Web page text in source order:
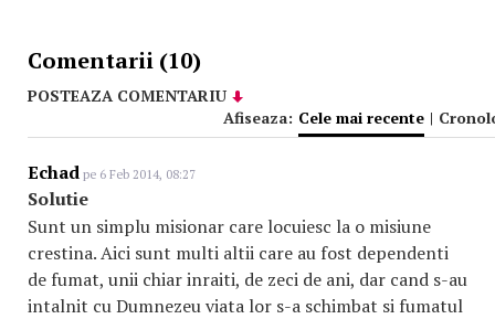
Comentarii (10)
POSTEAZA COMENTARIU
Afiseaza: Cele mai recente |
Echad pe 6 Feb 2014, 08:27
Solutie
Sunt un simplu misionar care locuiesc la o misiune
crestina. Aici sunt multi altii care au fost dependenti
de fumat, unii chiar inraiti, de zeci de ani, dar cand s-au
intalnit cu Dumnezeu viata lor s-a schimbat si fumatul